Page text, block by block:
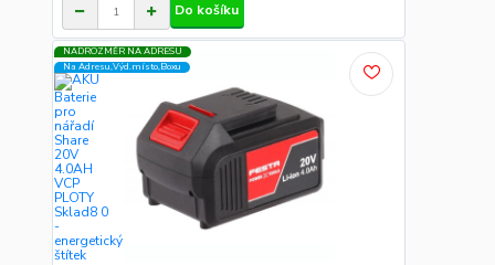
Do košíku
NADROZMĚR NA ADRESU
Na Adresu,Výd.místo,Boxu